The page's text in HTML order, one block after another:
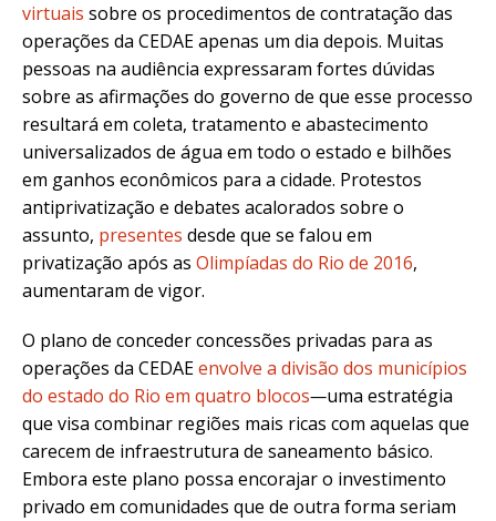
virtuais sobre os procedimentos de contratação das
operações da CEDAE apenas um dia depois. Muitas
pessoas na audiência expressaram fortes dúvidas
sobre as afirmações do governo de que esse processo
resultará em coleta, tratamento e abastecimento
universalizados de água em todo o estado e bilhões
em ganhos econômicos para a cidade. Protestos
antiprivatização e debates acalorados sobre o
assunto, presentes desde que se falou em
privatização após as Olimpíadas do Rio de 2016,
aumentaram de vigor.
O plano de conceder concessões privadas para as
operações da CEDAEenvolve a divisão dos municípios
do estado do Rio em quatro blocos—uma estratégia
que visa combinar regiões mais ricas com aquelas que
carecem de infraestrutura de saneamento básico.
Embora este plano possa encorajar o investimento
privado em comunidades que de outra forma seriam